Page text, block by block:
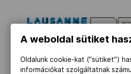
MOB
Kettőskarrier-
A weboldal sütiket
Oldalunk cookie-kat ("sütiket")
információkat szolgáltatnak